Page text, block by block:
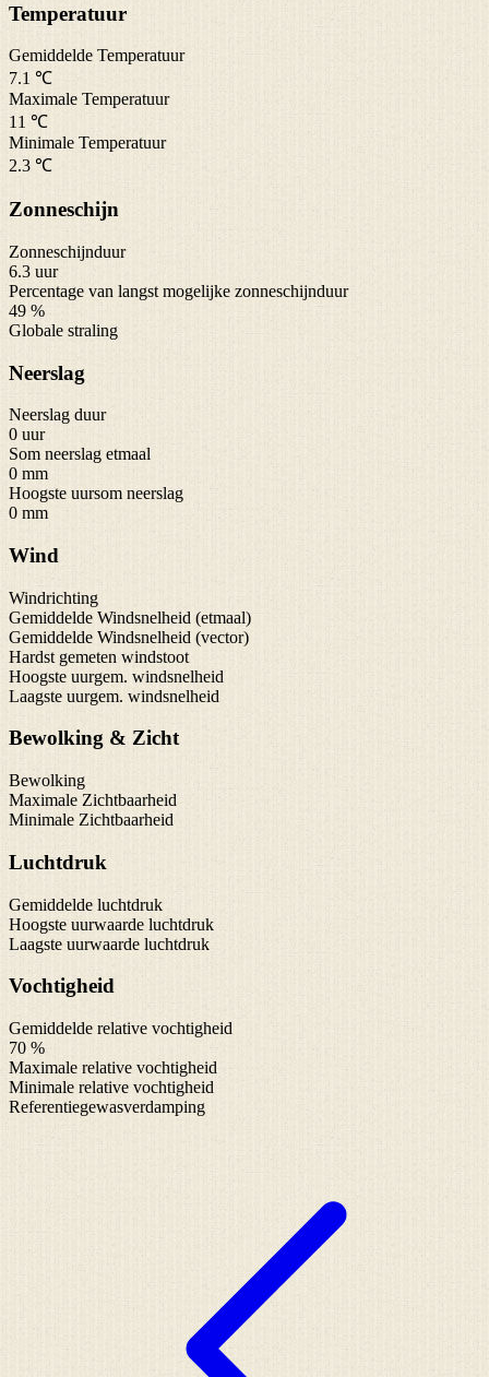
Temperatuur
Gemiddelde Temperatuur
7.1 ℃
Maximale Temperatuur
11 ℃
Minimale Temperatuur
2.3 ℃
Zonneschijn
Zonneschijnduur
6.3 uur
Percentage van langst mogelijke zonneschijnduur
49 %
Globale straling
Neerslag
Neerslag duur
0 uur
Som neerslag etmaal
0 mm
Hoogste uursom neerslag
0 mm
Wind
Windrichting
Gemiddelde Windsnelheid (etmaal)
Gemiddelde Windsnelheid (vector)
Hardst gemeten windstoot
Hoogste uurgem. windsnelheid
Laagste uurgem. windsnelheid
Bewolking & Zicht
Bewolking
Maximale Zichtbaarheid
Minimale Zichtbaarheid
Luchtdruk
Gemiddelde luchtdruk
Hoogste uurwaarde luchtdruk
Laagste uurwaarde luchtdruk
Vochtigheid
Gemiddelde relative vochtigheid
70 %
Maximale relative vochtigheid
Minimale relative vochtigheid
Referentiegewasverdamping